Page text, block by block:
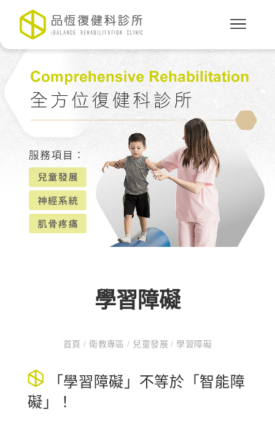
學習障礙
首頁/ 衛教專區/ 兒童發展/ 學習障礙
「學習障礙」不等於「智能障
礙」！